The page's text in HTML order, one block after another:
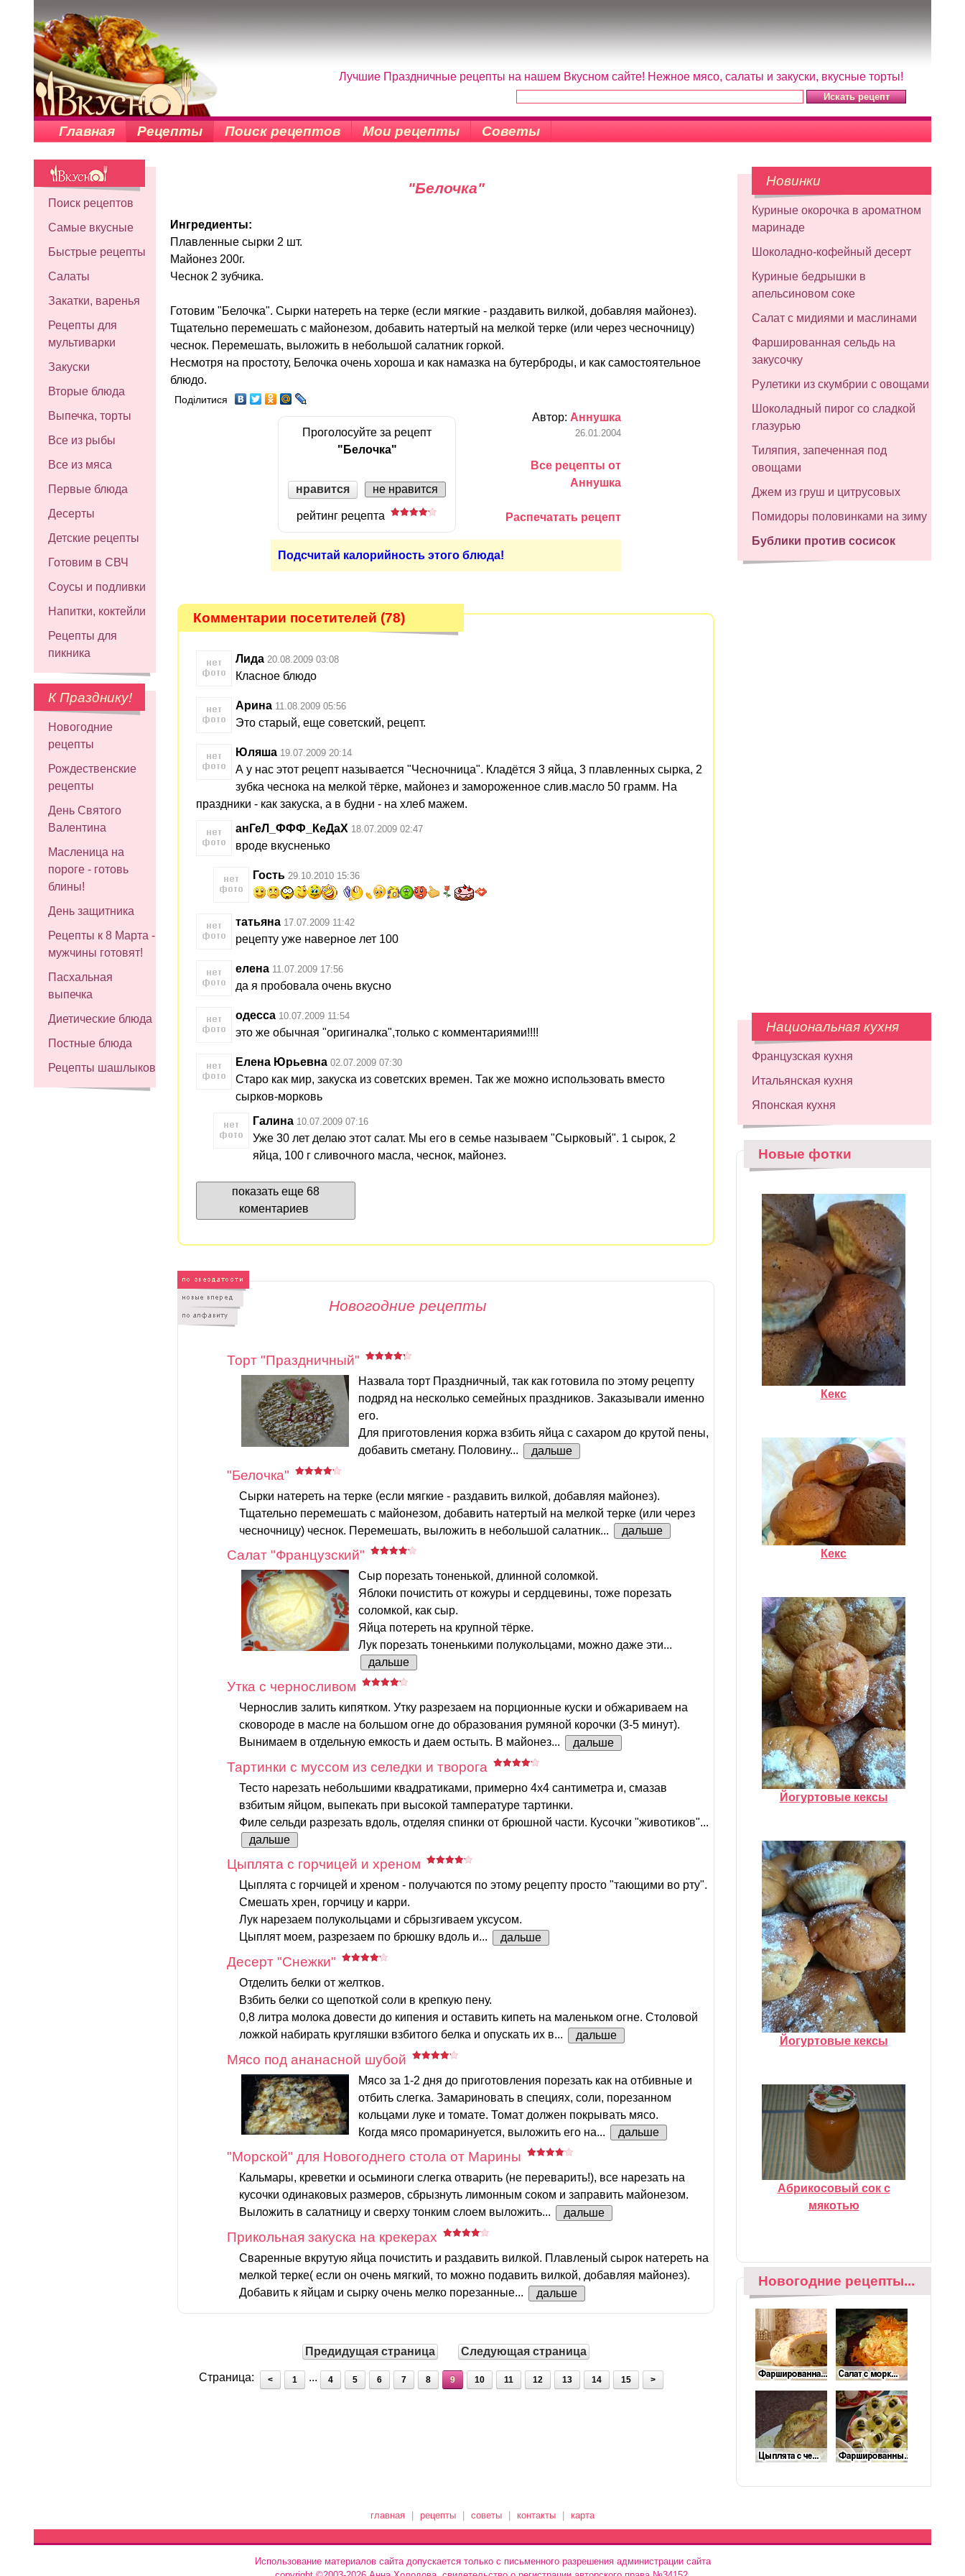
Лучшие Праздничные рецепты на нашем Вкусном сайте! Нежное мясо, салаты и закуски, вкусные торты!
Главная Рецепты Поиск рецептов Мои рецепты Советы
Поиск рецептов
Самые вкусные
Быстрые рецепты
Салаты
Закатки, варенья
Рецепты для
мультиварки
Закуски
Вторые блюда
Выпечка, торты
Все из рыбы
Все из мяса
Первые блюда
Десерты
Детские рецепты
Готовим в СВЧ
Соусы и подливки
Напитки, коктейли
Рецепты для
пикника
К Празднику!
Новогодние
рецепты
Рождественские
рецепты
День Святого
Валентина
Масленица на
пороге - готовь
блины!
День защитника
Рецепты к 8 Марта -
мужчины готовят!
Пасхальная
выпечка
Диетические блюда
Постные блюда
Рецепты шашлыков
"Белочка"
Ингредиенты:
Плавленные сырки 2 шт.
Майонез 200г.
Чеснок 2 зубчика.
Готовим "Белочка". Сырки натереть на терке (если мягкие - раздавить вилкой, добавляя майонез).
Тщательно перемешать с майонезом, добавить натертый на мелкой терке (или через чесночницу)
чеснок. Перемешать, выложить в небольшой салатник горкой.
Несмотря на простоту, Белочка очень хороша и как намазка на бутерброды, и как самостоятельное
блюдо.
Поділитися
Проголосуйте за рецепт
"Белочка"
нравится не нравится
рейтинг рецепта
Автор: Аннушка
26.01.2004
Все рецепты от
Аннушка
Распечатать рецепт
Подсчитай калорийность этого блюда!
Комментарии посетителей (78)
Лида 20.08.2009 03:08
Класное блюдо
Арина 11.08.2009 05:56
Это старый, еще советский, рецепт.
Юляша 19.07.2009 20:14
А у нас этот рецепт называется "Чесночница". Кладётся 3 яйца, 3 плавленных сырка, 2
зубка чеснока на мелкой тёрке, майонез и замороженное слив.масло 50 грамм. На
праздники - как закуска, а в будни - на хлеб мажем.
анГеЛ_ФФФ_КеДаХ 18.07.2009 02:47
вроде вкусненько
Гость 29.10.2010 15:36
татьяна 17.07.2009 11:42
рецепту уже наверное лет 100
елена 11.07.2009 17:56
да я пробовала очень вкусно
одесса 10.07.2009 11:54
это же обычная "оригиналка",только с комментариями!!!!
Елена Юрьевна 02.07.2009 07:30
Старо как мир, закуска из советских времен. Так же можно использовать вместо
сырков-морковь
Галина 10.07.2009 07:16
Уже 30 лет делаю этот салат. Мы его в семье называем "Сырковый". 1 сырок, 2
яйца, 100 г сливочного масла, чеснок, майонез.
показать еще 68
коментариев
Новогодние рецепты
Торт "Праздничный"
Назвала торт Праздничный, так как готовила по этому рецепту
подряд на несколько семейных праздников. Заказывали именно
его.
Для приготовления коржа взбить яйца с сахаром до крутой пены,
добавить сметану. Половину...
дальше
"Белочка"
Сырки натереть на терке (если мягкие - раздавить вилкой, добавляя майонез).
Тщательно перемешать с майонезом, добавить натертый на мелкой терке (или через
чесночницу) чеснок. Перемешать, выложить в небольшой салатник...
дальше
Салат "Французский"
Сыр порезать тоненькой, длинной соломкой.
Яблоки почистить от кожуры и сердцевины, тоже порезать
соломкой, как сыр.
Яйца потереть на крупной тёрке.
Лук порезать тоненькими полукольцами, можно даже эти...
дальше
Утка с черносливом
Чернослив залить кипятком. Утку разрезаем на порционные куски и обжариваем на
сковороде в масле на большом огне до образования румяной корочки (3-5 минут).
Вынимаем в отдельную емкость и даем остыть. В майонез...
дальше
Тартинки с муссом из селедки и творога
Тесто нарезать небольшими квадратиками, примерно 4х4 сантиметра и, смазав
взбитым яйцом, выпекать при высокой тампературе тартинки.
Филе сельди разрезать вдоль, отделяя спинки от брюшной части. Кусочки "животиков"...
дальше
Цыплята с горчицей и хреном
Цыплята с горчицей и хреном - получаются по этому рецепту просто "тающими во рту".
Смешать хрен, горчицу и карри.
Лук нарезаем полукольцами и сбрызгиваем уксусом.
Цыплят моем, разрезаем по брюшку вдоль и...
дальше
Десерт "Снежки"
Отделить белки от желтков.
Взбить белки со щепоткой соли в крепкую пену.
0,8 литра молока довести до кипения и оставить кипеть на маленьком огне. Столовой
ложкой набирать кругляшки взбитого белка и опускать их в...
дальше
Мясо под ананасной шубой
Мясо за 1-2 дня до приготовления порезать как на отбивные и
отбить слегка. Замариновать в специях, соли, порезанном
кольцами луке и томате. Томат должен покрывать мясо.
Когда мясо промаринуется, выложить его на...
дальше
"Морской" для Новогоднего стола от Марины
Кальмары, креветки и осьминоги слегка отварить (не переварить!), все нарезать на
кусочки одинаковых размеров, сбрызнуть лимонным соком и заправить майонезом.
Выложить в салатницу и сверху тонким слоем выложить...
дальше
Прикольная закуска на крекерах
Сваренные вкрутую яйца почистить и раздавить вилкой. Плавленый сырок натереть на
мелкой терке( если он очень мягкий, то можно подавить вилкой, добавляя майонез).
Добавить к яйцам и сырку очень мелко порезанные...
дальше
Предидущая страница Следующая страница
Страница: < 1 ... 4 5 6 7 8 9 10 11 12 13 14 15 >
Новинки
Куриные окорочка в ароматном
маринаде
Шоколадно-кофейный десерт
Куриные бедрышки в
апельсиновом соке
Салат с мидиями и маслинами
Фаршированная сельдь на
закусочку
Рулетики из скумбрии с овощами
Шоколадный пирог со сладкой
глазурью
Тиляпия, запеченная под
овощами
Джем из груш и цитрусовых
Помидоры половинками на зиму
Бублики против сосисок
Национальная кухня
Французская кухня
Итальянская кухня
Японская кухня
Новые фотки
Кекс
Кекс
Йогуртовые кексы
Йогуртовые кексы
Абрикосовый сок с
мякотью
Новогодние рецепты...
главная рецепты советы контакты карта
Использование материалов сайта допускается только с письменного разрешения администрации сайта